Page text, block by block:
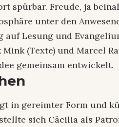
spürbar. Freude, ja
unter den
Lesung und
(Texte) und Marcel
gemeinsam entwickelt.
in gereimter Form und
sich Cäcilia als